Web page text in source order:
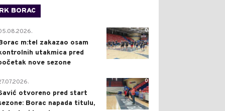
RK BORAC
0
m:tel zakazao osam
utakmica pred
nove sezone
0
otvoreno pred start
Borac napada titulu,